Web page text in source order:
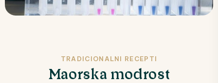
TRADICIONALNI RECEPTI
Maorska modrost